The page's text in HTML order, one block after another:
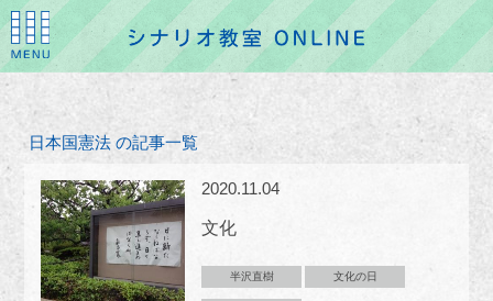
日本国憲法 の記事一覧
2020.11.04
文化
半沢直樹 文化の日